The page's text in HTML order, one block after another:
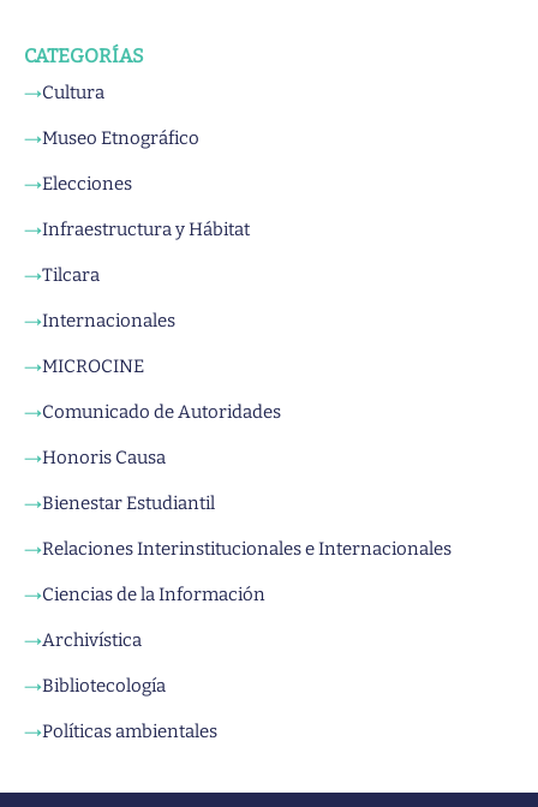
CATEGORÍAS
→Cultura
→Museo Etnográfico
→Elecciones
→Infraestructura y Hábitat
→Tilcara
→Internacionales
→MICROCINE
→Comunicado de Autoridades
→Honoris Causa
→Bienestar Estudiantil
→Relaciones Interinstitucionales e Internacionales
→Ciencias de la Información
→Archivística
→Bibliotecología
→Políticas ambientales